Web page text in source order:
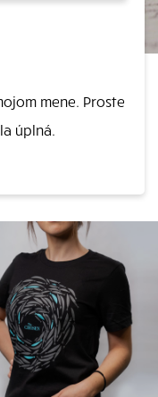
mene. Proste
úplná.